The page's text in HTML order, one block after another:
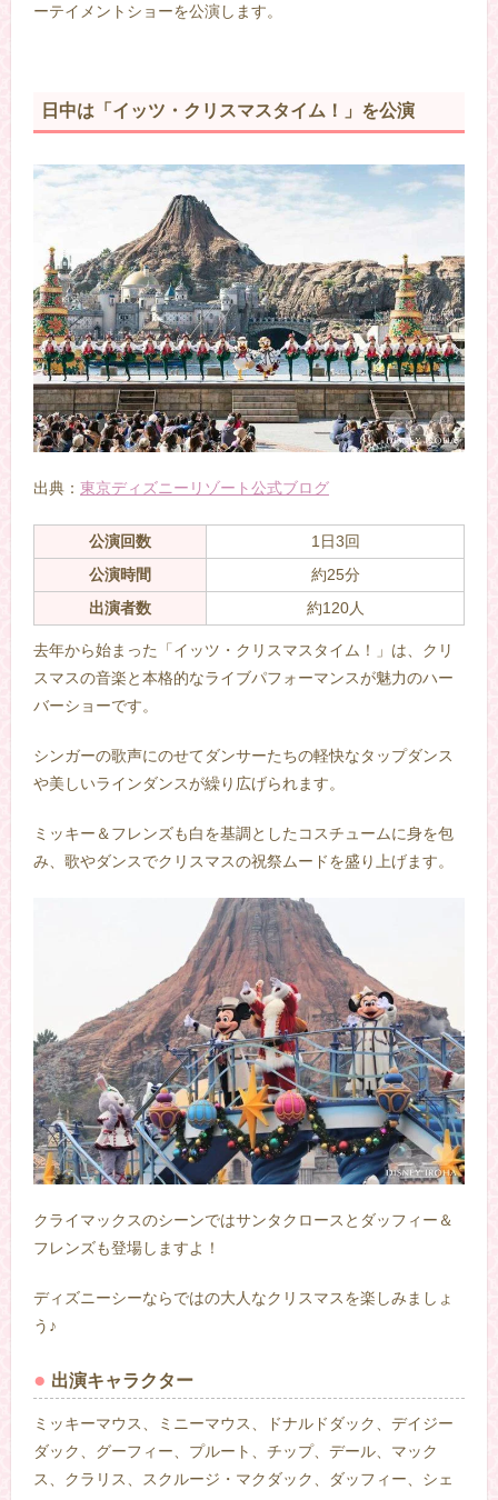
ーテイメントショーを公演します。
日中は「イッツ・クリスマスタイム！」を公演
出典： 東京ディズニーリゾート公式ブログ
公演回数
1日3回
公演時間
約25分
出演者数
約120人
去年から始まった「イッツ・クリスマスタイム！」は、クリ
スマスの音楽と本格的なライブパフォーマンスが魅力のハー
バーショーです。
シンガーの歌声にのせてダンサーたちの軽快なタップダンス
や美しいラインダンスが繰り広げられます。
ミッキー＆フレンズも白を基調としたコスチュームに身を包
み、歌やダンスでクリスマスの祝祭ムードを盛り上げます。
クライマックスのシーンではサンタクロースとダッフィー＆
フレンズも登場しますよ！
ディズニーシーならではの大人なクリスマスを楽しみましょ
う♪
出演キャラクター
ミッキーマウス、ミニーマウス、ドナルドダック、デイジー
ダック、グーフィー、プルート、チップ、デール、マック
ス、クラリス、スクルージ・マクダック、ダッフィー、シェ